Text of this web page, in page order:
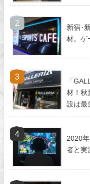
新宿･
材。ゲ
「
材！秋
設は最
2020
者と実